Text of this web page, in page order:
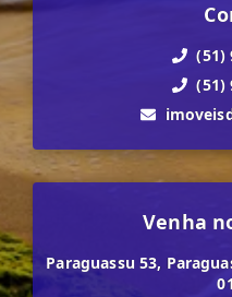
(51)
(51)
Venha
Paraguassu 53,